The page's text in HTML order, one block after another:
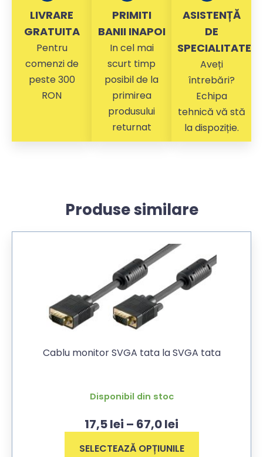
LIVRARE
GRATUITA
Pentru
comenzi de
peste 300
RON
PRIMITI
BANII INAPOI
In cel mai
scurt timp
posibil de la
primirea
produsului
returnat
ASISTENȚĂ
DE
SPECIALITATE
Aveți
întrebări?
Echipa
tehnică vă stă
la dispoziție.
Produse similare
Cablu monitor SVGA tata la SVGA tata
Disponibil din stoc
17,5lei – 67,0lei
SELECTEAZĂ OPȚIUNILE